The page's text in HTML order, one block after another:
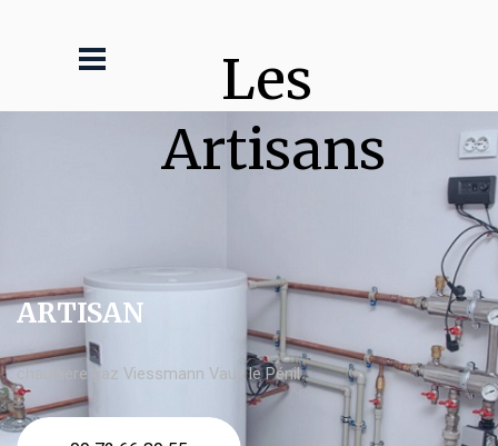
Les
Artisans
ARTISAN
chaudière gaz Viessmann Vaux le Pénil